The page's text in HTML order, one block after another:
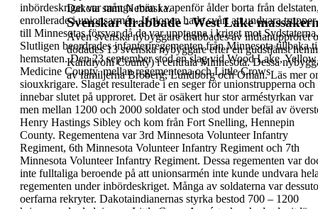
Dakota samt Nebraska.
Svenskar drabbade - West Lake
Även svenska nybyggare drabbades av indianupproret
dödades 13 svenska nybyggareefter en gudstjänst
Kandiyohi County) i centrala Minnesota. Dessa
av familjerna Broberg, Lundborg och Oman. Läs mer
inbördeskrigetvar många män i vapenför ålderborta från
enrollerade i unionsarmén.Unionen hade svårt att undvara trupper
till Minnesotas försvar då de var upptagna i kriget motSydstaterna.
Slutligen beordradesinfanteriregementen från Minnesota tillbaka
hemstaten. Den23 septemberstod en slag vidWood Lake, Yellow
Medicine County, mellanregementena och Little Crows
siouxkrigare. Slaget resulterade i en seger för unionstrupperna och
innebar slutet på upproret. Det är osäkert hurstor arméstyrkan var
men mellan 1200 och 2000 soldater och stod under befäl av
Henry Hastings Sibley och kom från Fort Snelling, Hennepin
County. Regementena var 3rd Minnesota Volunteer Infantry
Regiment, 6th Minnesota Volunteer Infantry Regiment och 7th
Minnesota Volunteer Infantry Regiment. Dessa regementen var
inte fulltaliga beroende på att unionsarmén inte kunde undvara
regementen under inbördeskriget. Många av soldaterna var
oerfarna rekryter. Dakotaindianernas styrka bestod 700 – 1200